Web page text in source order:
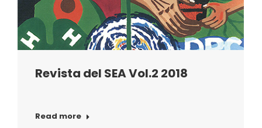
Revista del SEA Vol.2 2018
Read more